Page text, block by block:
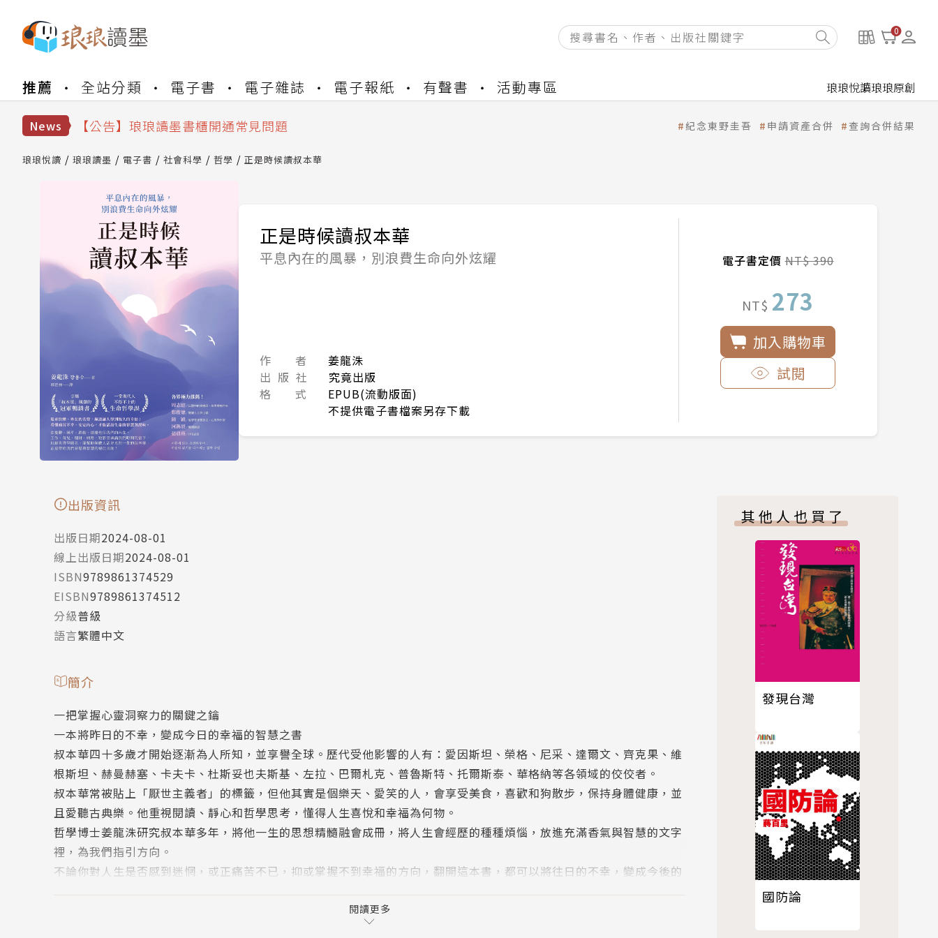
0
推薦 全站分類 電子書 電子雜誌 電子報紙 有聲書 活動專區 琅琅悅讀琅琅原創
News
【公告】琅琅讀墨數位閱讀資產合併與書櫃開通申請
【公告】琅琅讀墨 3 分鐘完成書櫃開通與資產合併申請圖文教學
【公告】琅琅讀墨數位閱讀資產合併與書櫃開通申請
紀念東野圭吾 申請資產合併 查詢合併結果
琅琅悅讀 琅琅讀墨 電子書 社會科學 哲學 正是時候讀叔本華
正是時候讀叔本華
平息內在的風暴，別浪費生命向外炫耀
作 者
姜龍洙
出 版 社
究竟出版
格 式
EPUB(流動版面)
不提供電子書檔案另存下載
電子書定價NT$ 390
NT$ 273
加入購物車
試閱
出版資訊
出版日期2024-08-01
線上出版日期2024-08-01
ISBN9789861374529
EISBN9789861374512
分級普級
語言繁體中文
簡介
一把掌握心靈洞察力的關鍵之鑰
一本將昨日的不幸，變成今日的幸福的智慧之書
叔本華四十多歲才開始逐漸為人所知，並享譽全球。歷代受他影響的人有：愛因斯坦、榮格、尼采、達爾文、齊克果、維
根斯坦、赫曼赫塞、卡夫卡、杜斯妥也夫斯基、左拉、巴爾札克、普魯斯特、托爾斯泰、華格納等各領域的佼佼者。
叔本華常被貼上「厭世主義者」的標籤，但他其實是個樂天、愛笑的人，會享受美食，喜歡和狗散步，保持身體健康，並
且愛聽古典樂。他重視閱讀、靜心和哲學思考，懂得人生喜悅和幸福為何物。
哲學博士姜龍洙研究叔本華多年，將他一生的思想精髓融會成冊，將人生會經歷的種種煩惱，放進充滿香氣與智慧的文字
裡，為我們指引方向。
不論你對人生是否感到迷惘，或正痛苦不已，抑或掌握不到幸福的方向，翻開這本書，都可以將往日的不幸，變成今後的
閱讀更多
其他人也買了
發現台灣
國防論